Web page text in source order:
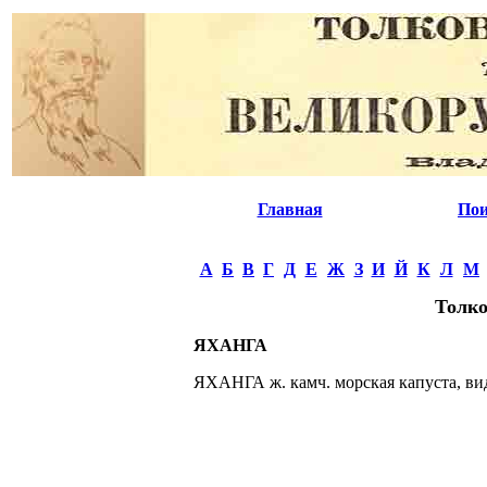
Главная
А Б В Г Д Е Ж З И Й К Л М
ЯХАНГА
ЯХАНГА ж. камч. морская капуста,